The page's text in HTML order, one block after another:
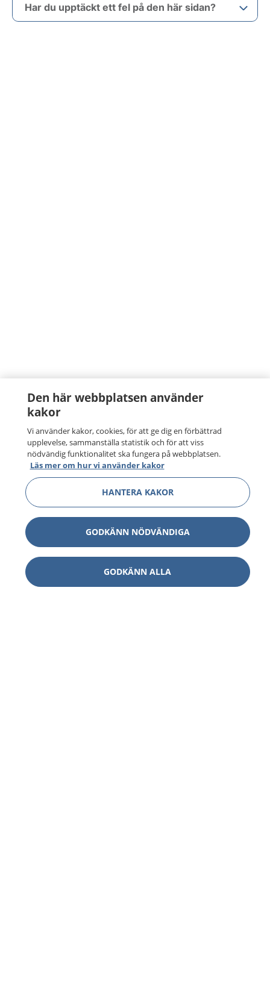
Har du upptäckt ett fel på den här sidan?
Den här webbplatsen använder
kakor
Vi använder kakor, cookies, för att ge dig en förbättrad
upplevelse, sammanställa statistik och för att viss
nödvändig funktionalitet ska fungera på webbplatsen.
Läs mer om hur vi använder kakor
HANTERA KAKOR
GODKÄNN NÖDVÄNDIGA
GODKÄNN ALLA